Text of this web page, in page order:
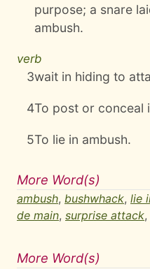
purpose; a snare
ambush.
verb
3wait in hiding to
4To post or conceal
5To lie in ambush.
More Word(s)
ambush, bushwhack, lie
de main, surprise attack,
More Word(s)